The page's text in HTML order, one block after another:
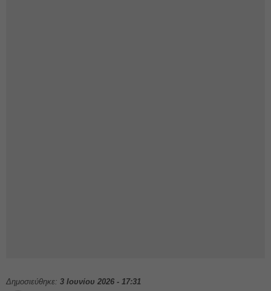
Δημοσιεύθηκε: 3 Ιουνίου 2026 - 17:31